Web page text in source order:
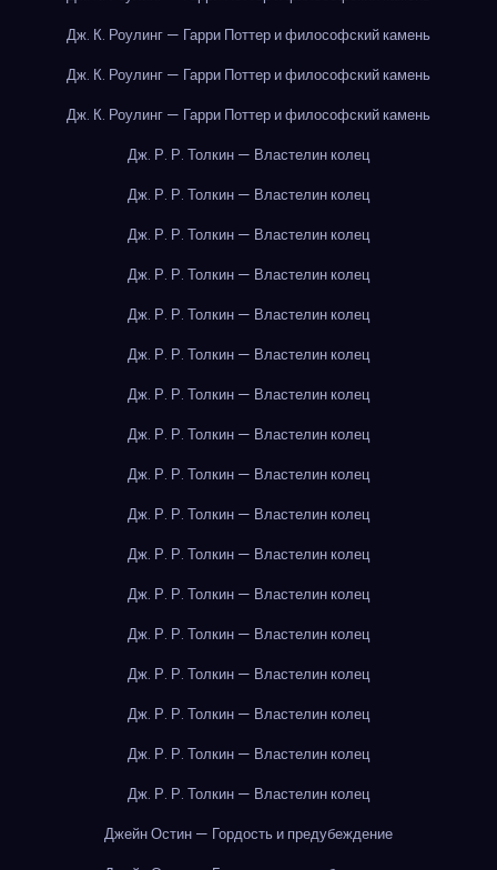
Дж. К. Роулинг — Гарри Поттер и философский камень
Дж. К. Роулинг — Гарри Поттер и философский камень
Дж. К. Роулинг — Гарри Поттер и философский камень
Дж. Р. Р. Толкин — Властелин колец
Дж. Р. Р. Толкин — Властелин колец
Дж. Р. Р. Толкин — Властелин колец
Дж. Р. Р. Толкин — Властелин колец
Дж. Р. Р. Толкин — Властелин колец
Дж. Р. Р. Толкин — Властелин колец
Дж. Р. Р. Толкин — Властелин колец
Дж. Р. Р. Толкин — Властелин колец
Дж. Р. Р. Толкин — Властелин колец
Дж. Р. Р. Толкин — Властелин колец
Дж. Р. Р. Толкин — Властелин колец
Дж. Р. Р. Толкин — Властелин колец
Дж. Р. Р. Толкин — Властелин колец
Дж. Р. Р. Толкин — Властелин колец
Дж. Р. Р. Толкин — Властелин колец
Дж. Р. Р. Толкин — Властелин колец
Дж. Р. Р. Толкин — Властелин колец
Джейн Остин — Гордость и предубеждение